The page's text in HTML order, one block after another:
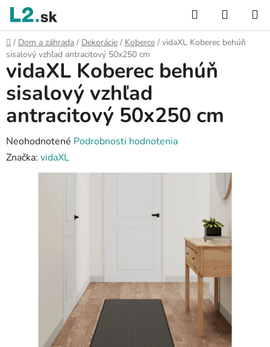
Prejsť
obsah
Hľadať
KOŠÍK
Domov
/ Dom a záhrada / Dekorácie / Koberce / vidaXL Koberec behúň
sisalový vzhľad antracitový 50x250 cm
vidaXL Koberec behúň
sisalový vzhľad
antracitový 50x250 cm
Priemerné
hodnotenie
produktu
Neohodnotené Podrobnosti hodnotenia
Značka: vidaXL